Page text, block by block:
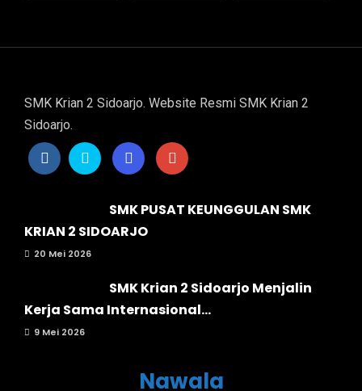
SMK Krian 2 Sidoarjo. Website Resmi SMK Krian 2
Sidoarjo.
SMK PUSAT KEUNGGULAN SMK
KRIAN 2 SIDOARJO
20 Mei 2026
SMK Krian 2 Sidoarjo Menjalin
Kerja Sama Internasional...
9 Mei 2026
Nawala